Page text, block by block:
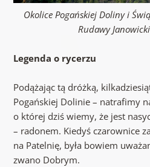
Okolice Pogańskiej Doliny i
Rudawy
Legenda o rycerzu
Podążając tą dróżką,
Pogańskiej Dolinie – natrafimy
o której dziś wiemy, że jest
– radonem. Kiedyś czarownice
na Patelnię, była bowiem
zwano Dobrym.